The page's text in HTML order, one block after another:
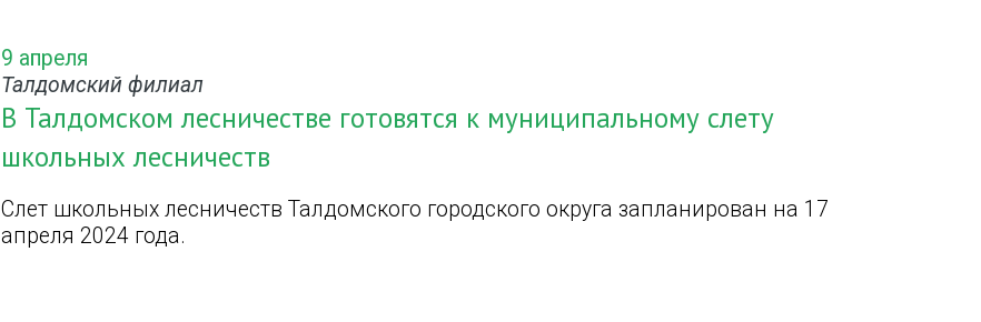
9 апреля
Талдомский филиал
В Талдомском лесничестве готовятся к муниципальному слету
школьных лесничеств
Слет школьных лесничеств Талдомского городского округа запланирован на 17
апреля 2024 года.